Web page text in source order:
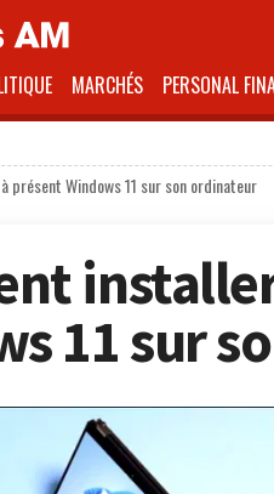
MARCHÉS PERSONAL
présent Windows 11 sur son ordinateur
11 sur